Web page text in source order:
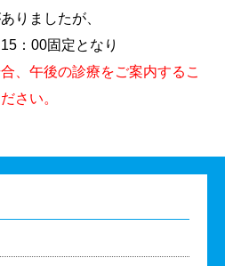
りましたが、
：00固定となり
、午後の診療をご案内するこ
さい。